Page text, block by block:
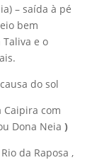
– saída à pé
bem
e o
do sol
Caipira com
Dona Neia )
da Raposa ,